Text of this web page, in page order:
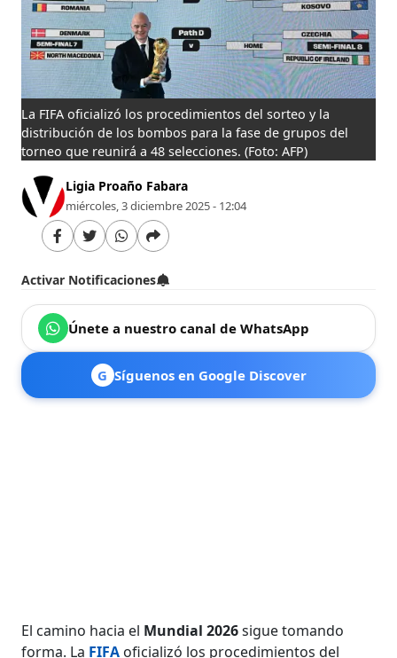
La FIFA oficializó los procedimientos del sorteo y la
distribución de los bombos para la fase de grupos del
torneo que reunirá a 48 selecciones. (Foto: AFP)
Ligia Proaño Fabara
miércoles, 3 diciembre 2025 - 12:04
Activar Notificaciones
Únete a nuestro canal de WhatsApp
G Síguenos en Google Discover
El camino hacia el Mundial 2026sigue tomando
forma. La FIFA oficializó los procedimientos del